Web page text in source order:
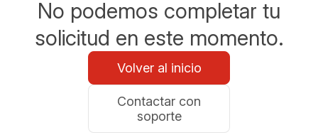
No podemos completar tu
solicitud en este momento.
Volver al inicio
Contactar con
soporte